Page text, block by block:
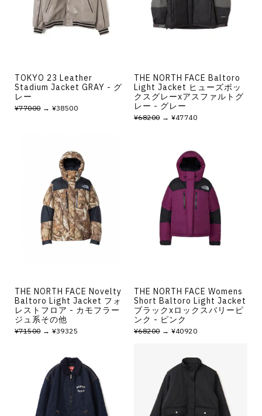
TOKYO 23 Leather
Stadium Jacket GRAY - グ
レー
¥77000→ ¥38500
THE NORTH FACE Baltoro
Light Jacket ヒューズボッ
クスグレーxアスファルトグ
レー - グレー
¥68200→ ¥47740
THE NORTH FACE Novelty
Baltoro Light Jacket フォ
レストフロア - カモフラー
ジュ系その他
¥71500→ ¥39325
THE NORTH FACE Womens
Short Baltoro Light Jacket
ブラックxロックスバリーピ
ンク - ピンク
¥68200→ ¥40920